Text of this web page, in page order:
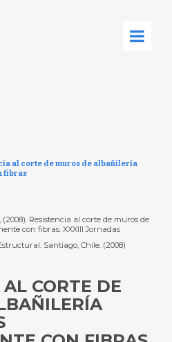
al corte de muros de albañilería
fibras
(2008). Resistencia al corte de muros de
con fibras. XXXIII Jornadas
Santiago, Chile. (2008)
CORTE DE